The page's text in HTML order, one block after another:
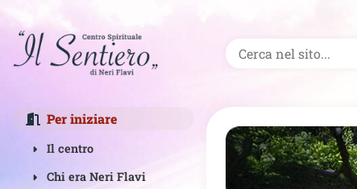
Per iniziare
Il centro
Chi era Neri Flavi